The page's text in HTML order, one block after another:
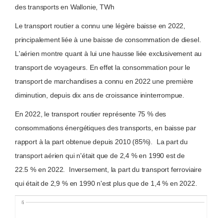
des transports en Wallonie, TWh
Le transport routier a connu une légère baisse en 2022,
principalement liée à une baisse de consommation de diesel.
L'aérien montre quant à lui une hausse liée exclusivement au
transport de voyageurs. En effet la consommation pour le
transport de marchandises a connu en 2022 une première
diminution, depuis dix ans de croissance ininterrompue.
En 2022, le transport routier représente 75 % des
consommations énergétiques des transports, en baisse par
rapport à la part obtenue depuis 2010 (85%). La part du
transport aérien qui n'était que de 2,4 % en 1990 est de
22.5 % en 2022. Inversement, la part du transport ferroviaire
qui était de 2,9 % en 1990 n'est plus que de 1,4 % en 2022.